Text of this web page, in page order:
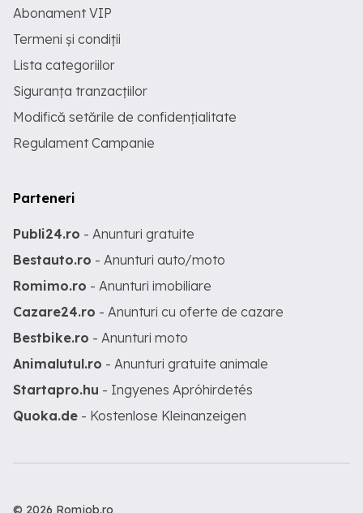
Abonament VIP
Termeni și condiții
Lista categoriilor
Siguranța tranzacțiilor
Modifică setările de confidențialitate
Regulament Campanie
Parteneri
Publi24.ro - Anunturi gratuite
Bestauto.ro - Anunturi auto/moto
Romimo.ro - Anunturi imobiliare
Cazare24.ro - Anunturi cu oferte de cazare
Bestbike.ro - Anunturi moto
Animalutul.ro - Anunturi gratuite animale
Startapro.hu - Ingyenes Apróhirdetés
Quoka.de - Kostenlose Kleinanzeigen
© 2026 Romjob.ro